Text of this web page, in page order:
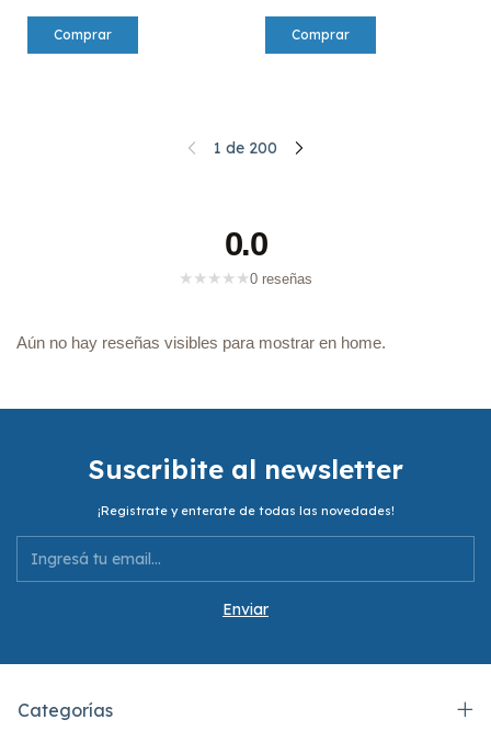
1 de 200
0.0
★ ★ ★ ★ ★0 reseñas
Aún no hay reseñas visibles para mostrar en home.
Suscribite al newsletter
¡Registrate y enterate de todas las novedades!
Categorías